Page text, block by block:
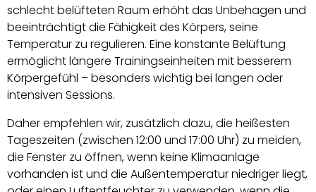
schlecht belüfteten Raum erhöht das Unbehagen und
beeinträchtigt die Fähigkeit des Körpers, seine
Temperatur zu regulieren. Eine konstante Belüftung
ermöglicht längere Trainingseinheiten mit besserem
Körpergefühl – besonders wichtig bei langen oder
intensiven Sessions.
Daher empfehlen wir, zusätzlich dazu, die heißesten
Tageszeiten (zwischen 12:00 und 17:00 Uhr) zu meiden,
die Fenster zu öffnen, wenn keine Klimaanlage
vorhanden ist und die Außentemperatur niedriger liegt,